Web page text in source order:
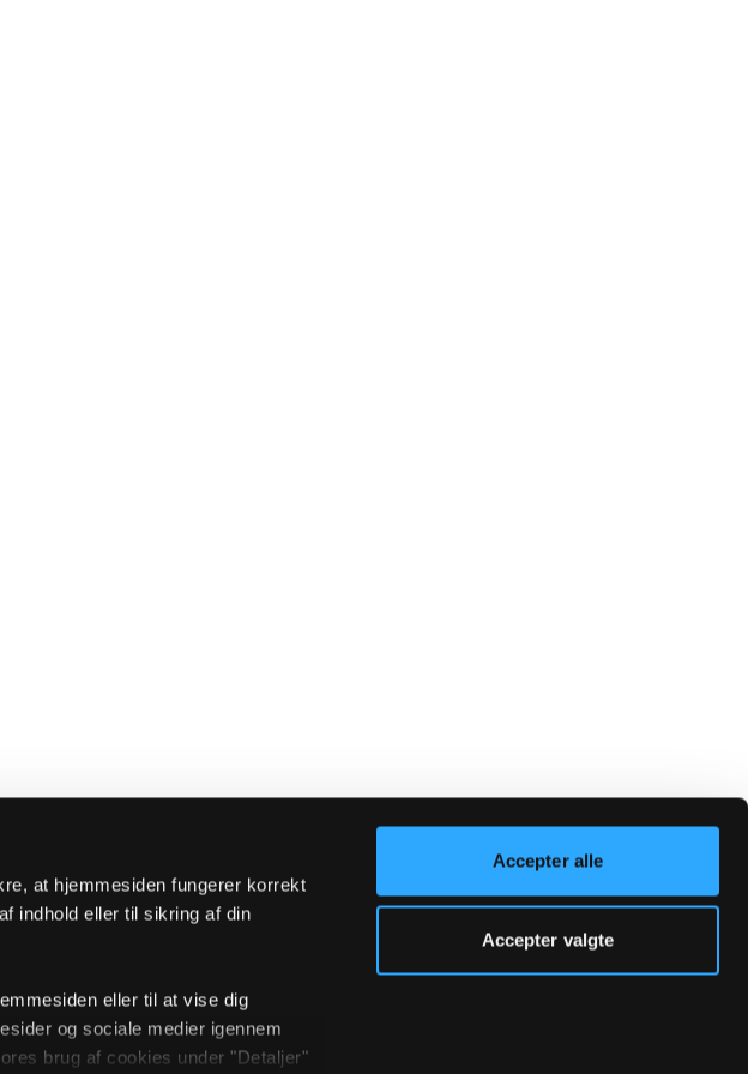
at hjemmesiden fungerer korrekt
indhold eller til sikring af din
eller til at vise dig
og sociale medier igennem
brug af cookies under "Detaljer"
Accepter alle
Accepter valgte